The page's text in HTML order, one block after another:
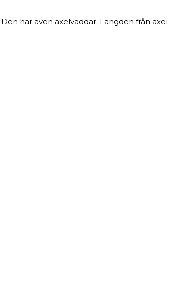
har även axelvaddar. Längden från axel